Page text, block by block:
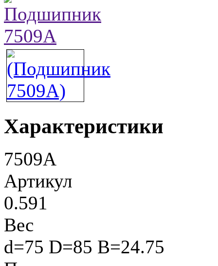
Характеристики
7509А
Артикул
0.591
Вес
d=75 D=85 B=24.75